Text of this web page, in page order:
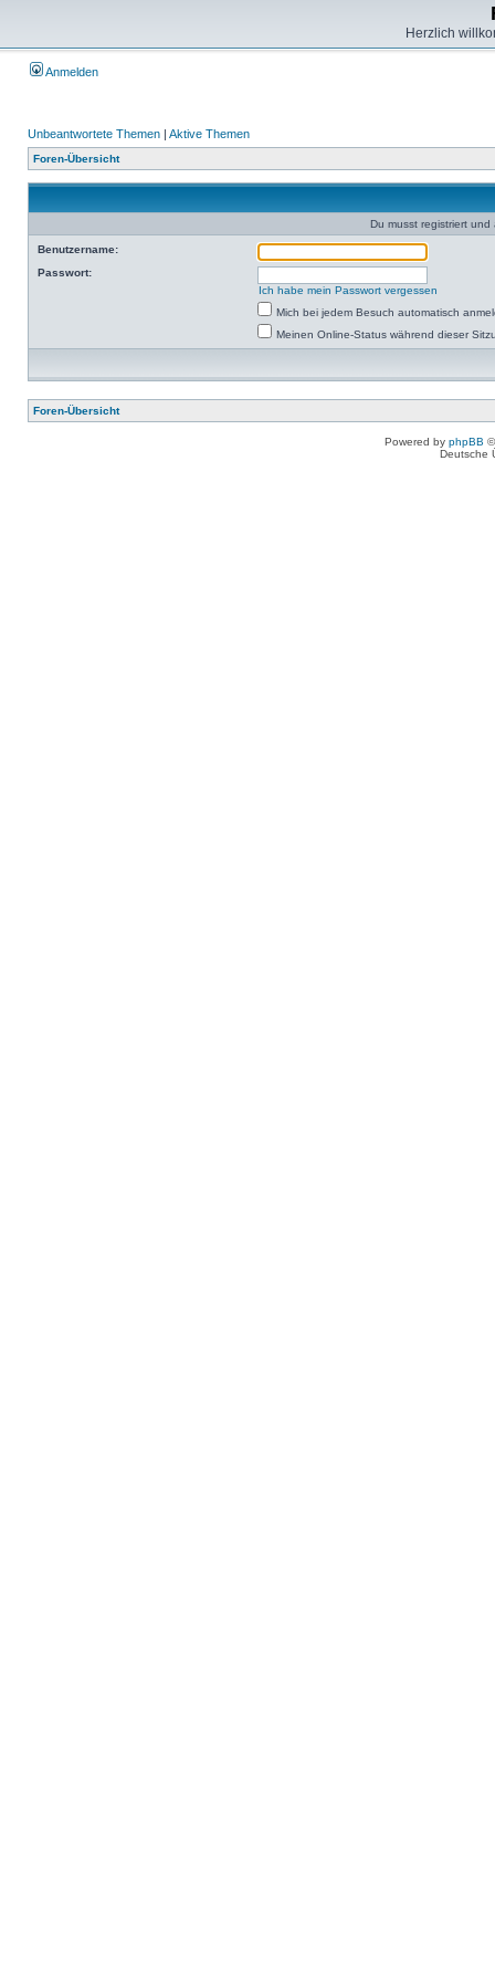
Herzlich
Anmelden
Unbeantwortete Themen | Aktive Themen
Foren-Übersicht
Du musst registriert
Benutzername:
Passwort:
Ich habe mein Passwort vergessen
Mich bei jedem Besuch automatisch
Meinen Online-Status während dieser
Foren-Übersicht
Powered by phpBB
Deutsche